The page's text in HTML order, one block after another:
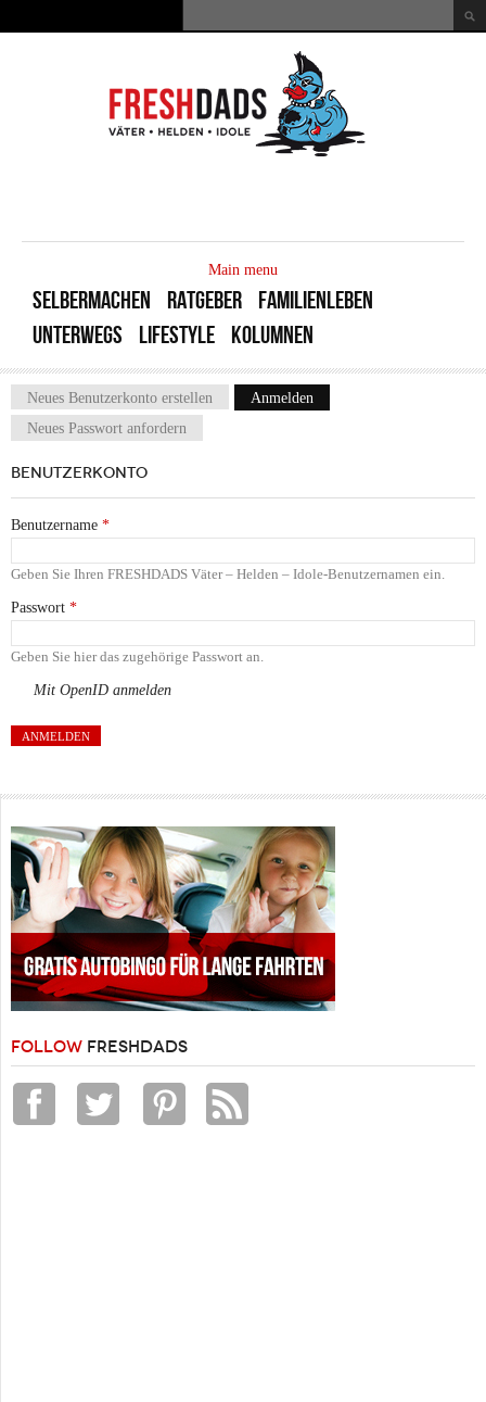
Suchformular
Main menu
SELBERMACHEN RATGEBER
FAMILIENLEBEN
UNTERWEGS
LIFESTYLE KOLUMNEN
Haupt-Reiter
Neues Benutzerkonto erstellen Anmelden
Neues Passwort anfordern
BENUTZERKONTO
Benutzername *
Geben Sie Ihren FRESHDADS Väter – Helden – Idole-Benutzernamen ein.
Passwort *
Geben Sie hier das zugehörige Passwort an.
Mit OpenID anmelden
FOLLOW FRESHDADS